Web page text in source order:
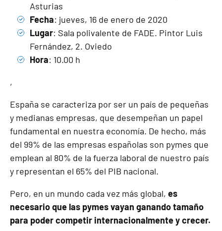
Asturias
Fecha: jueves, 16 de enero de 2020
Lugar: Sala polivalente de FADE. Pintor Luis
Fernández, 2. Oviedo
Hora: 10.00 h
,
España se caracteriza por ser un país de pequeñas
y medianas empresas, que desempeñan un papel
fundamental en nuestra economía. De hecho, más
del 99% de las empresas españolas son pymes que
emplean al 80% de la fuerza laboral de nuestro país
y representan el 65% del PIB nacional.
Pero, en un mundo cada vez más global, es
necesario que las pymes vayan ganando tamaño
para poder competir internacionalmente y crecer.